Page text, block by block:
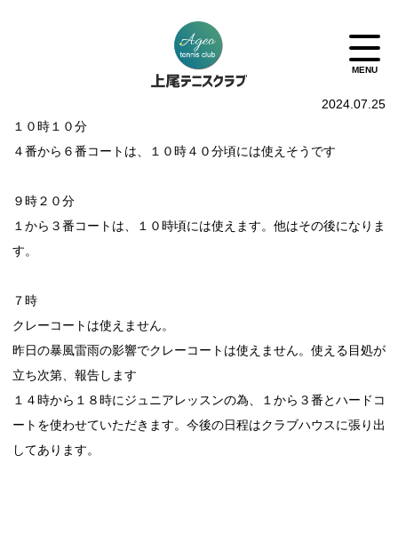
2024.07.25
１０時１０分
４番から６番コートは、１０時４０分頃には使えそうです
９時２０分
１から３番コートは、１０時頃には使えます。他はその後になりま
す。
７時
クレーコートは使えません。
昨日の暴風雷雨の影響でクレーコートは使えません。使える目処が
立ち次第、報告します
１４時から１８時にジュニアレッスンの為、１から３番とハードコ
ートを使わせていただきます。今後の日程はクラブハウスに張り出
してあります。